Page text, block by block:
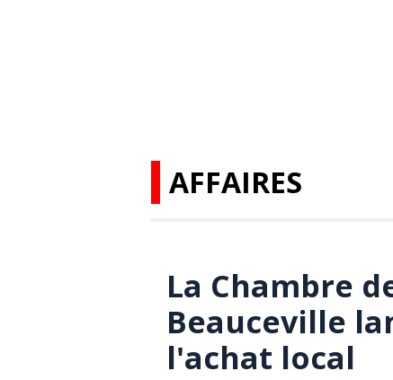
AFFAIRES
La Chambre
Beauceville
l'achat local